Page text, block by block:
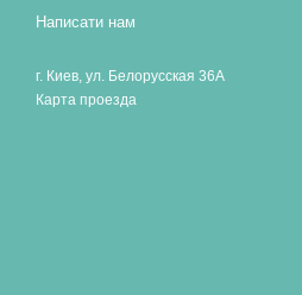
Написати нам
г. Киев, ул. Белорусская 36А
Карта проезда